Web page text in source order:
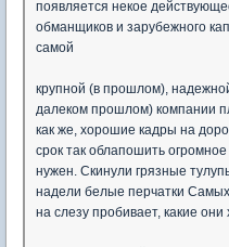
появляется некое
обманщиков и зарубежного
самой
крупной (в прошлом),
далеком прошлом) компании
как же, хорошие кадры на
срок так облапошить
нужен. Скинули грязные
надели белые перчатки
на слезу пробивает, какие